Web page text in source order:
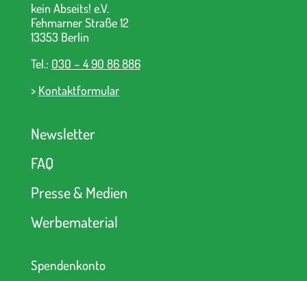
kein Abseits! e.V.
Fehmarner Straße 12
13353 Berlin
Tel.: 030 – 4 90 86 886
> Kontaktformular
Newsletter
FAQ
Presse & Medien
Werbematerial
Spendenkonto